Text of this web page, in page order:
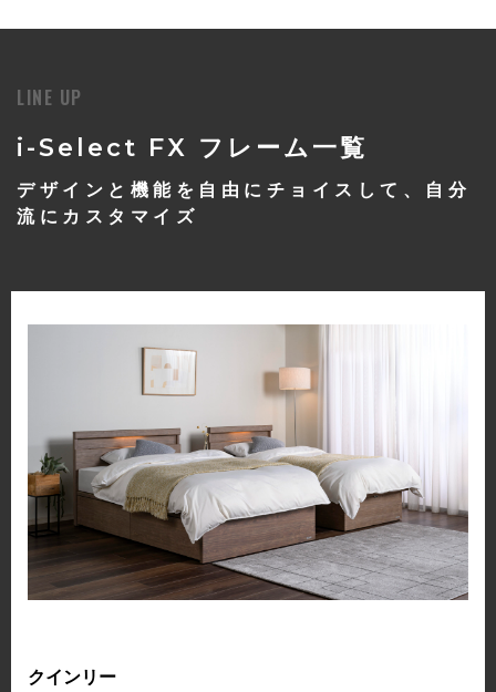
LINE UP
i-Select FX フレーム一覧
デザインと機能を自由にチョイスして、自分
流にカスタマイズ
クインリー